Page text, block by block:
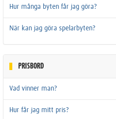
Hur många byten får jag göra?
När kan jag göra spelarbyten?
PRISBORD
Vad vinner man?
Hur får jag mitt pris?